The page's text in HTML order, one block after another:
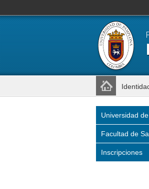
Universidad
Facultad de
Inscripciones